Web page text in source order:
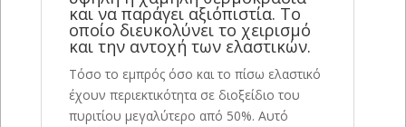
και να παράγει αξιόπιστία. Το
οποίο διευκολύνει το χειρισμό
και την αντοχή των ελαστικών.
Τόσο το εμπρός όσο και το πίσω ελαστικό
έχουν περιεκτικότητα σε διοξείδιο του
πυριτίου μεγαλύτερο από 50%. Αυτό